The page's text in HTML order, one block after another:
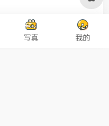
写真 我的
Designed by 设计资源